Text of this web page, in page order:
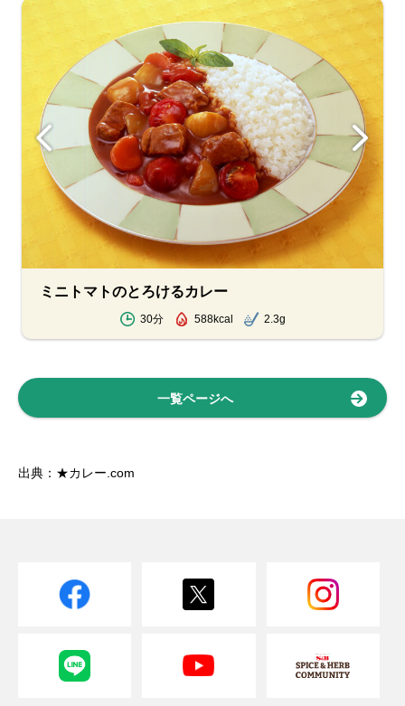
ミニトマトのとろけるカレー
30分 588kcal 2.3g
一覧ページへ
出典：★カレー.com